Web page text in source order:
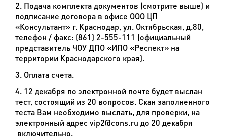
2. Подача комплекта документов (смотрите выше) и
подписание договора в офисе ООО ЦП
«Консультант» г. Краснодар, ул. Октябрьская, д.80,
телефон / факс: (861) 2-555-111 (официальный
представитель ЧОУ ДПО «ИПО «Респект» на
территории Краснодарского края).
3. Оплата счета.
4. 12 декабря по электронной почте будет выслан
тест, состоящий из 20 вопросов. Скан заполненного
теста Вам необходимо выслать, для проверки, на
электронный адрес vip2@cons.ru до 20 декабря
включительно.